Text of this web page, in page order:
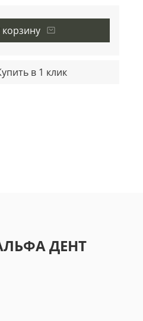
корзину
в 1 клик
ДЕНТ